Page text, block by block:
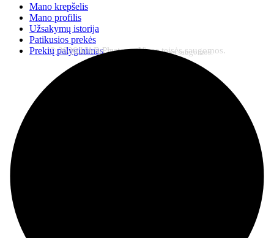
Mano krepšelis
Mano profilis
Užsakymų istorija
Patikusios prekės
Prekių palyginimas
© 2026 UAB Plastena. Visos teisės saugomos.
© 2026 UAB Plastena. Visos teisės saugomos.